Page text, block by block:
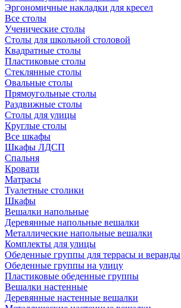
Эргономичные накладки для кресел
Все столы
Ученические столы
Столы для школьной столовой
Квадратные столы
Пластиковые столы
Стеклянные столы
Овальные столы
Прямоугольные столы
Раздвижные столы
Столы для улицы
Круглые столы
Все шкафы
Шкафы ЛДСП
Спальня
Кровати
Матрасы
Туалетные столики
Шкафы
Вешалки напольные
Деревянные напольные вешалки
Металлические напольные вешалки
Комплекты для улицы
Обеденные группы для террасы и веранды
Обеденные группы на улицу
Пластиковые обеденные группы
Вешалки настенные
Деревянные настенные вешалки